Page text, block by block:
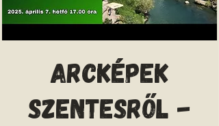
Arcképek
Szentesről -